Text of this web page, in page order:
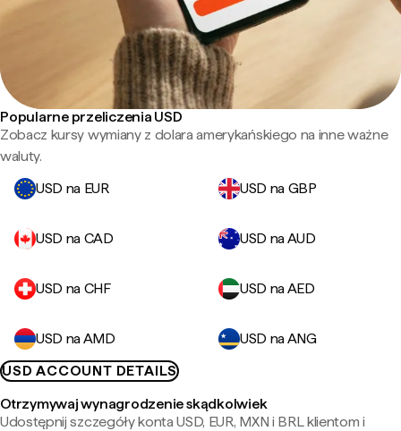
Popularne przeliczenia USD
Zobacz kursy wymiany z dolara amerykańskiego na inne ważne
waluty.
USD na EUR
USD na GBP
USD na CAD USD na AUD
USD na CHF USD na AED
USD na AMD
USD na ANG
USD ACCOUNT DETAILS
Otrzymywaj wynagrodzenie skądkolwiek
Udostępnij szczegóły konta USD, EUR, MXN i BRL klientom i